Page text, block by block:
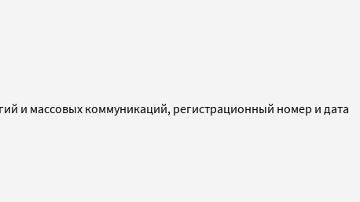
и массовых коммуникаций, регистрационный номер и дата